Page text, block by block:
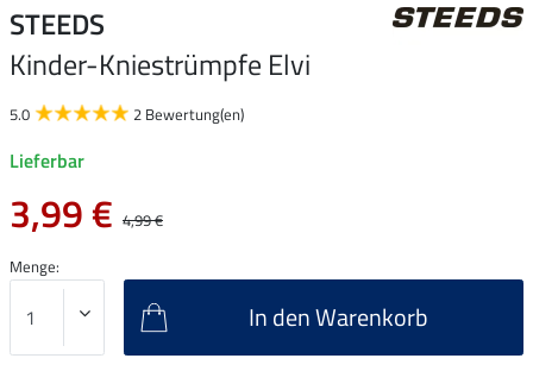
STEEDS
Kinder-Kniestrümpfe Elvi
5.0 2 Bewertung(en)
Lieferbar
3,99 € 4,99 €
Menge:
In den Warenkorb